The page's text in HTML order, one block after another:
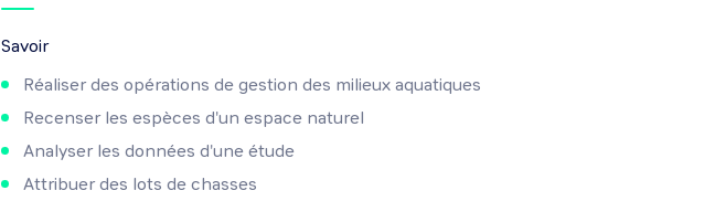
Savoir
Réaliser des opérations de gestion des milieux aquatiques
Recenser les espèces d'un espace naturel
Analyser les données d'une étude
Attribuer des lots de chasses